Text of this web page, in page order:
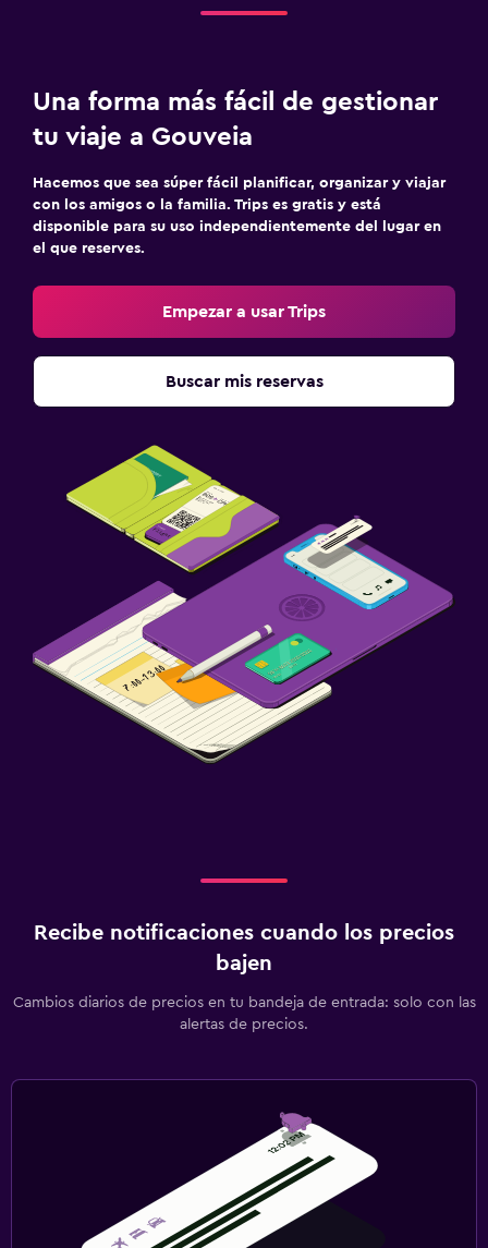
Perchero
Armario o clóset
Estacionamiento y transporte
Estacionamiento gratuito
Lavandería
Lavandería
Servicios de lavandería/tintorería
Ideal para familias
Cuna/cama nido disponibles
Comidas para niños
Servicios de cuidado de niños (con cargos)
Piscina al aire libre
Escritorio
Una forma más fácil de gestionar
tu viaje a Gouveia
Hacemos que sea súper fácil planificar, organizar y viajar
con los amigos o la familia. Trips es gratis y está
disponible para su uso independientemente del lugar en
el que reserves.
Empezar a usar Trips
Buscar mis reservas
Recibe notificaciones cuando los precios
bajen
Cambios diarios de precios en tu bandeja de entrada: solo con las
alertas de precios.